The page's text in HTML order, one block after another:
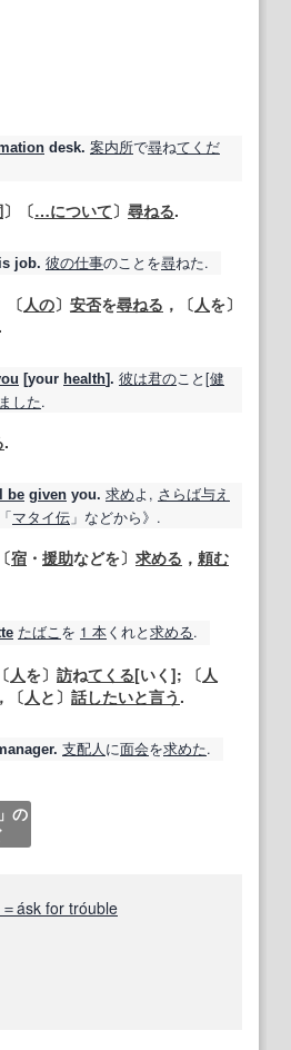
desk. 案内所で尋ねてくだ
〕〔…について〕 尋ねる.
job. 彼の仕事のことを尋ねた.
〔人の〕 安否を尋ねる ，〔人を〕
[your health]. 彼は君のこと[健
ました.
.
be given you. 求めよ, さらば与え
「マタイ伝 」などから》.
宿 ・ 援助などを〕 求める ， 頼む
たばこ を 1 本くれと求める.
人を〕 訪ねてくる[いく]; 〔人
，〔人と〕 話したいと言う .
支配人に面会を求めた.
の
ásk for tróuble